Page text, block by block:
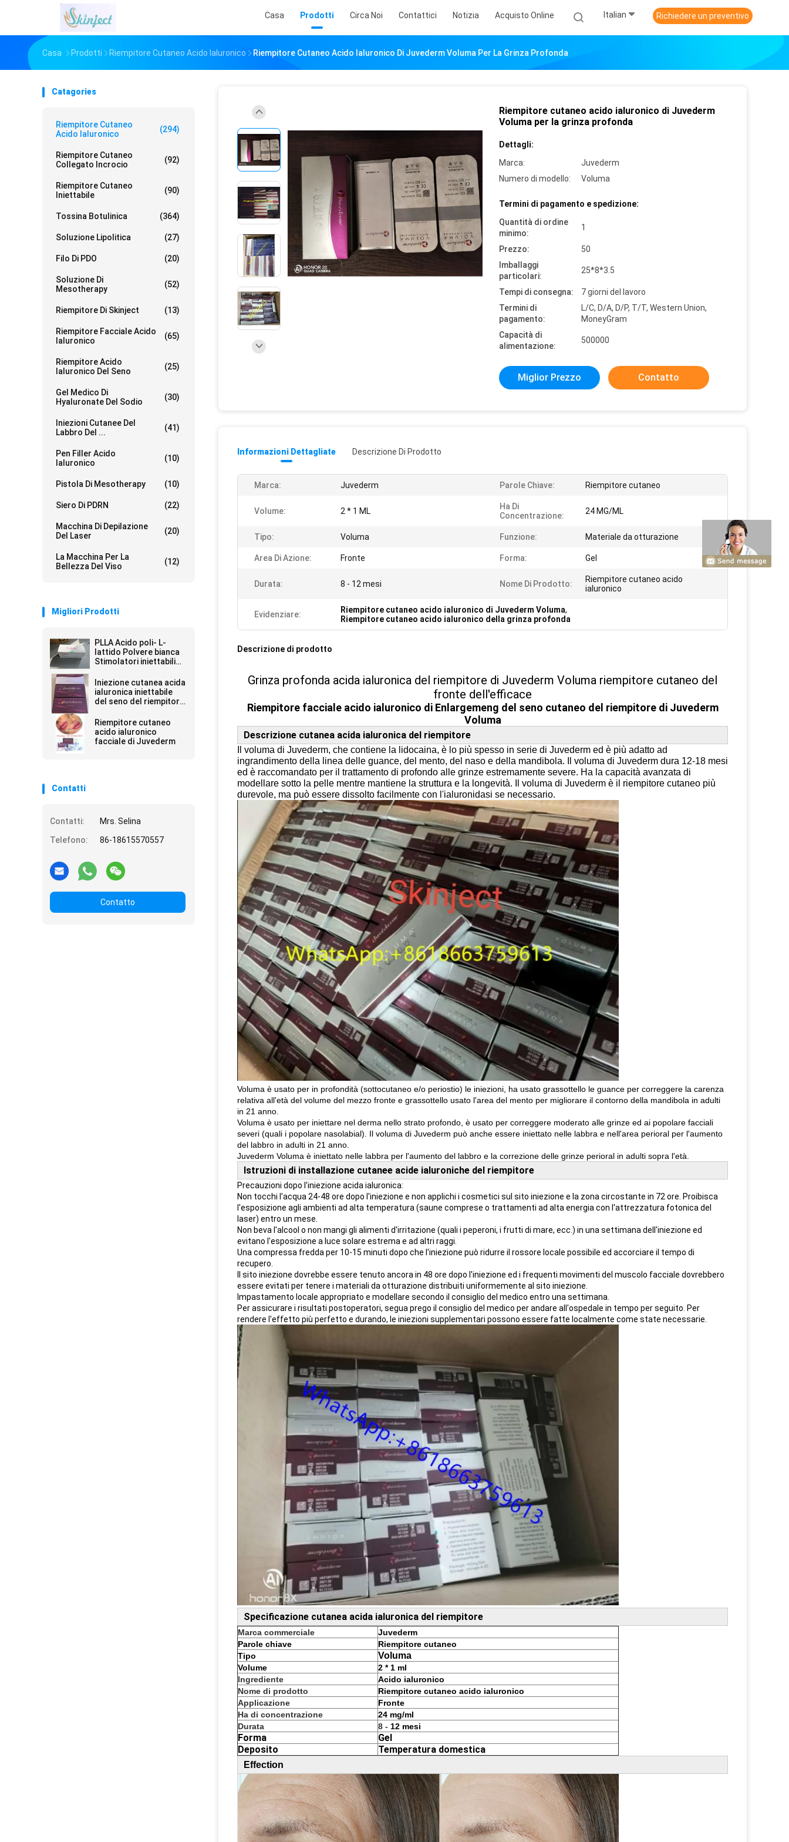
Casa Prodotti Circa Noi Contattici Notizia Acquisto Online Italian Richiedere un preventivo
Casa Prodotti Riempitore Cutaneo Acido Ialuronico Riempitore Cutaneo Acido Ialuronico Di Juvederm Voluma Per La Grinza Profonda
Catagories
Riempitore Cutaneo
Acido Ialuronico
(294)
Riempitore Cutaneo
Collegato Incrocio
(92)
Riempitore Cutaneo
Iniettabile
(90)
Tossina Botulinica (364)
Soluzione Lipolitica (27)
Filo Di PDO (20)
Soluzione Di
Mesotherapy
(52)
Riempitore Di Skinject (13)
Riempitore Facciale Acido
Ialuronico
(65)
Riempitore Acido
Ialuronico Del Seno
(25)
Gel Medico Di
Hyaluronate Del Sodio
(30)
Iniezioni Cutanee Del
Labbro Del ...
(41)
Pen Filler Acido
Ialuronico
(10)
Pistola Di Mesotherapy (10)
Siero Di PDRN (22)
Macchina Di Depilazione
Del Laser
(20)
La Macchina Per La
Bellezza Del Viso
(12)
Migliori Prodotti
PLLA Acido poli- L-
lattido Polvere bianca
Stimolatori iniettabili
collagene
Iniezione cutanea acida
ialuronica iniettabile
del seno del riempitore
labbra di Juvederm
Riempitore cutaneo
acido ialuronico
facciale di Juvederm
Contatti
Contatti:
Mrs. Selina
Telefono:
86-18615570557
Contatto
Riempitore cutaneo acido ialuronico di Juvederm
Voluma per la grinza profonda
Dettagli:
Marca:
Juvederm
Numero di modello:
Voluma
Termini di pagamento e spedizione:
Quantità di ordine
minimo:
1
Prezzo:
50
Imballaggi
particolari:
25*8*3.5
Tempi di consegna:
7 giorni del lavoro
Termini di
pagamento:
L/C, D/A, D/P, T/T, Western Union,
MoneyGram
Capacità di
alimentazione:
500000
Miglior Prezzo Contatto
Informazioni Dettagliate Descrizione Di Prodotto
Marca: Juvederm Parole Chiave: Riempitore cutaneo
Volume: 2 * 1 ML
Ha Di
Concentrazione:
24 MG/ML
Tipo: Voluma Funzione: Materiale da otturazione
Area Di Azione: Fronte Forma: Gel
Durata: 8 - 12 mesi Nome Di Prodotto:
Riempitore cutaneo acido
ialuronico
Evidenziare: Riempitore cutaneo acido ialuronico di Juvederm Voluma,
Riempitore cutaneo acido ialuronico della grinza profonda
Descrizione di prodotto
Grinza profonda acida ialuronica del riempitore di Juvederm Voluma riempitore cutaneo del
fronte dell'efficace
Riempitore facciale acido ialuronico di Enlargemeng del seno cutaneo del riempitore di Juvederm
Voluma
Descrizione cutanea acida ialuronica del riempitore
Il voluma di Juvederm, che contiene la lidocaina, è lo più spesso in serie di Juvederm ed è più adatto ad
ingrandimento della linea delle guance, del mento, del naso e della mandibola. Il voluma di Juvederm dura 12-18 mesi
ed è raccomandato per il trattamento di profondo alle grinze estremamente severe. Ha la capacità avanzata di
modellare sotto la pelle mentre mantiene la struttura e la longevità. Il voluma di Juvederm è il riempitore cutaneo più
durevole, ma può essere dissolto facilmente con l'ialuronidasi se necessario.
Voluma è usato per in profondità (sottocutaneo e/o periostio) le iniezioni, ha usato grassottello le guance per correggere la carenza
relativa all'età del volume del mezzo fronte e grassottello usato l'area del mento per migliorare il contorno della mandibola in adulti
in 21 anno.
Voluma è usato per iniettare nel derma nello strato profondo, è usato per correggere moderato alle grinze ed ai popolare facciali
severi (quali i popolare nasolabial). Il voluma di Juvederm può anche essere iniettato nelle labbra e nell'area perioral per l'aumento
del labbro in adulti in 21 anno.
Juvederm Voluma è iniettato nelle labbra per l'aumento del labbro e la correzione delle grinze perioral in adulti sopra l'età.
Istruzioni di installazione cutanee acide ialuroniche del riempitore
Precauzioni dopo l'iniezione acida ialuronica:
Non tocchi l'acqua 24-48 ore dopo l'iniezione e non applichi i cosmetici sul sito iniezione e la zona circostante in 72 ore. Proibisca
l'esposizione agli ambienti ad alta temperatura (saune comprese o trattamenti ad alta energia con l'attrezzatura fotonica del
laser) entro un mese.
Non beva l'alcool o non mangi gli alimenti d'irritazione (quali i peperoni, i frutti di mare, ecc.) in una settimana dell'iniezione ed
evitano l'esposizione a luce solare estrema e ad altri raggi.
Una compressa fredda per 10-15 minuti dopo che l'iniezione può ridurre il rossore locale possibile ed accorciare il tempo di
recupero.
Il sito iniezione dovrebbe essere tenuto ancora in 48 ore dopo l'iniezione ed i frequenti movimenti del muscolo facciale dovrebbero
essere evitati per tenere i materiali da otturazione distribuiti uniformemente al sito iniezione.
Impastamento locale appropriato e modellare secondo il consiglio del medico entro una settimana.
Per assicurare i risultati postoperatori, segua prego il consiglio del medico per andare all'ospedale in tempo per seguito. Per
rendere l'effetto più perfetto e durando, le iniezioni supplementari possono essere fatte localmente come state necessarie.
Specificazione cutanea acida ialuronica del riempitore
Marca commerciale
Juvederm
Parole chiave
Riempitore cutaneo
Tipo
Voluma
Volume
2 * 1 ml
Ingrediente
Acido ialuronico
Nome di prodotto
Riempitore cutaneo acido ialuronico
Applicazione
Fronte
Ha di concentrazione
24 mg/ml
Durata
8 - 12 mesi
Forma
Gel
Deposito
Temperatura domestica
Effection